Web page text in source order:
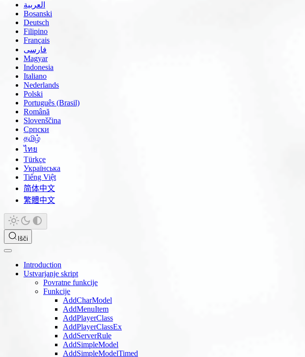
العربية
Bosanski
Deutsch
Filipino
Français
فارسی
Magyar
Indonesia
Italiano
Nederlands
Polski
Português (Brasil)
Română
Slovenščina
Српски
தமிழ்
ไทย
Türkçe
Українська
Tiếng Việt
简体中文
繁體中文
Išči
Introduction
Ustvarjanje skript
Povratne funkcije
Funkcije
AddCharModel
AddMenuItem
AddPlayerClass
AddPlayerClassEx
AddServerRule
AddSimpleModel
AddSimpleModelTimed